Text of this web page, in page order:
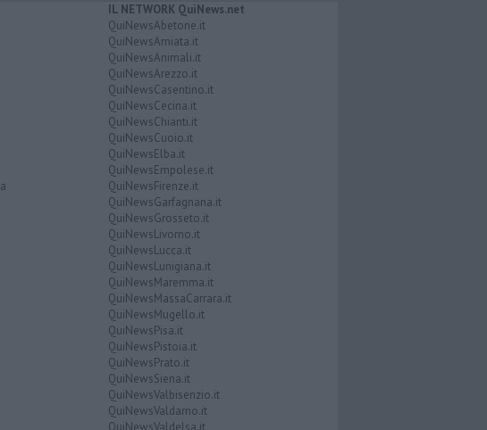
IL NETWORK QuiNews.net
QuiNewsAbetone.it
QuiNewsAmiata.it
QuiNewsAnimali.it
QuiNewsArezzo.it
QuiNewsCasentino.it
QuiNewsCecina.it
QuiNewsChianti.it
QuiNewsCuoio.it
QuiNewsElba.it
QuiNewsEmpolese.it
QuiNewsFirenze.it
QuiNewsGarfagnana.it
QuiNewsGrosseto.it
QuiNewsLivorno.it
QuiNewsLucca.it
QuiNewsLunigiana.it
QuiNewsMaremma.it
QuiNewsMassaCarrara.it
QuiNewsMugello.it
QuiNewsPisa.it
QuiNewsPistoia.it
QuiNewsPrato.it
QuiNewsSiena.it
QuiNewsValbisenzio.it
QuiNewsValdarno.it
QuiNewsValdelsa.it